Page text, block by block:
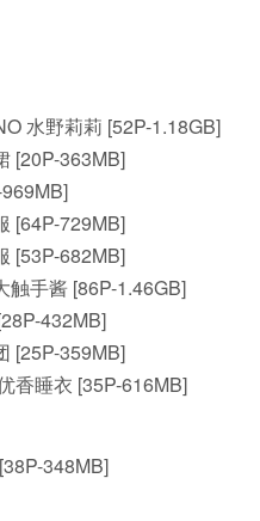
水野莉莉 [52P-1.18GB]
[20P-363MB]
[64P-729MB]
[53P-682MB]
触手酱 [86P-1.46GB]
432MB]
[25P-359MB]
香睡衣 [35P-616MB]
348MB]